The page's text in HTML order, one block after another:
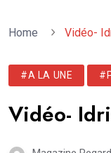
Home Vidéo-
#A LA UNE
Vidéo-